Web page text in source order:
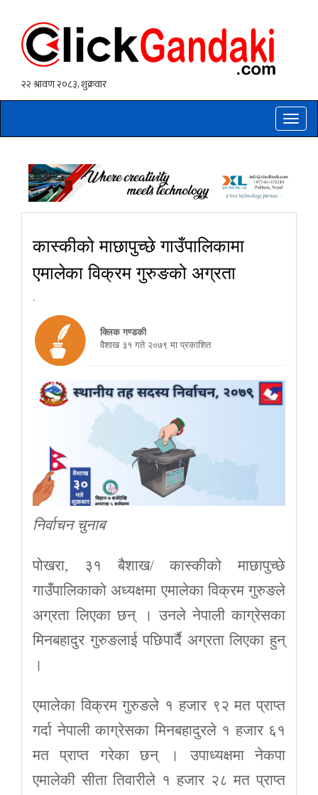
Toggle
कास्कीको माछापुच्छे गाउँपालिकामा
एमालेका विक्रम गुरुङको अग्रता
-
क्लिक गण्डकी
वैशाख ३१ गते २०७९ मा प्रकाशित
निर्वाचन चुनाब
पोखरा, ३१ बैशाख/ कास्कीको माछापुच्छे
गाउँपालिकाको अध्यक्षमा एमालेका विक्रम गुरुङले
अग्रता लिएका छन् । उनले नेपाली काग्रेसका
मिनबहादुर गुरुङलाई पछिपार्दै अग्रता लिएका हुन्
।
एमालेका विक्रम गुरुङले १ हजार ९२ मत प्राप्त
गर्दा नेपाली काग्रेसका मिनबहादुरले १ हजार ६१
मत प्राप्त गरेका छन् । उपाध्यक्षमा नेकपा
एमालेकी सीता तिवारीले १ हजार २८ मत प्राप्त